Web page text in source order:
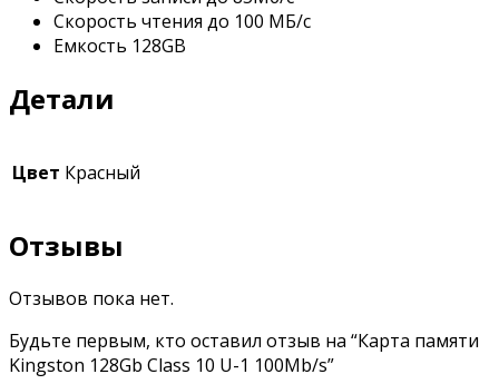
Скорость чтения до 100 МБ/с
Емкость 128GB
Детали
Цвет Красный
Отзывы
Отзывов пока нет.
Будьте первым, кто оставил отзыв на “Карта памяти
Kingston 128Gb Class 10 U-1 100Mb/s”